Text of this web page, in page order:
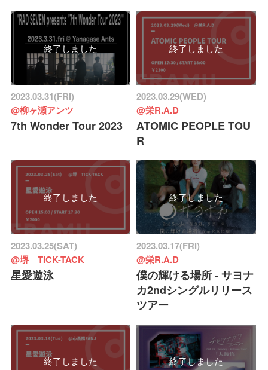
終了しました
2023.03.31(FRI)
@柳ヶ瀬アンツ
7th Wonder Tour 2023
終了しました
2023.03.29(WED)
@栄R.A.D
ATOMIC PEOPLE TOU
R
終了しました
2023.03.25(SAT)
@堺 TICK-TACK
星愛遊泳
終了しました
2023.03.17(FRI)
@栄R.A.D
僕の輝ける場所 - サヨナ
カ2ndシングルリリース
ツアー
終了しました 終了しました